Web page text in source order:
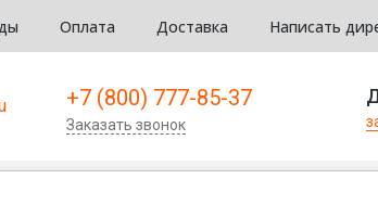
Оплата Доставка Написать
+7 (800) 777-85-37
Заказать звонок